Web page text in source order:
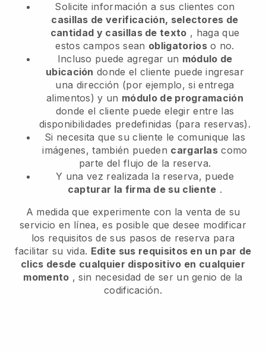
Solicite información a sus clientes con
casillas de verificación, selectores de
cantidad y casillas de texto , haga que
estos campos sean obligatorioso no.
Incluso puede agregar un módulo de
ubicación donde el cliente puede ingresar
una dirección (por ejemplo, si entrega
alimentos) y un módulo de programación
donde el cliente puede elegir entre las
disponibilidades predefinidas (para reservas).
Si necesita que su cliente le comunique las
imágenes, también pueden cargarlas como
parte del flujo de la reserva.
Y una vez realizada la reserva, puede
capturar la firma de su cliente .
A medida que experimente con la venta de su
servicio en línea, es posible que desee modificar
los requisitos de sus pasos de reserva para
facilitar su vida. Edite sus requisitos en un par de
clics desde cualquier dispositivo en cualquier
momento , sin necesidad de ser un genio de la
codificación.